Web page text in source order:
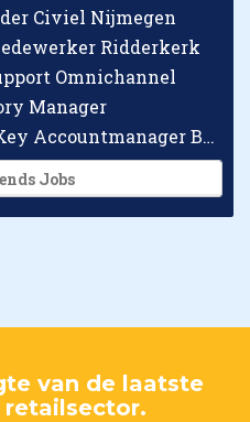
Civiel Nijmegen
Ridderkerk
Omnichannel
Manager
Checkpoint Systems Key Accountmanager Benelux
Jobs
van de laatste